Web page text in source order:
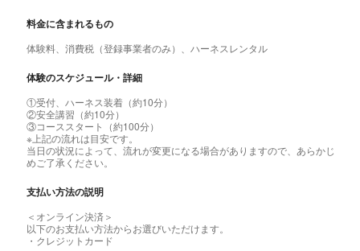
料金に含まれるもの
体験料、消費税（登録事業者のみ）、ハーネスレンタル
体験のスケジュール・詳細
①受付、ハーネス装着（約10分）
②安全講習（約10分）
③コーススタート（約100分）
※上記の流れは目安です。
当日の状況によって、流れが変更になる場合がありますので、あらかじ
めご了承ください。
支払い方法の説明
＜オンライン決済＞
以下のお支払い方法からお選びいただけます。
・クレジットカード